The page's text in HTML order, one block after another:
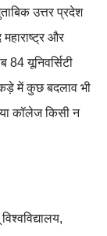
उत्तर प्रदेश
और
84 यूनिवर्सिटी
में कुछ बदलाव भी
कॉलेज किसी न